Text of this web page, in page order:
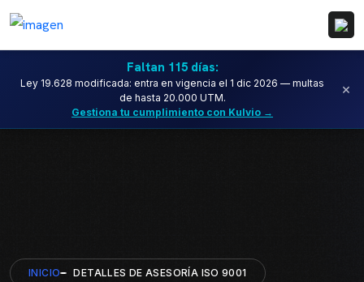
Faltan 115 días:
Ley 19.628 modificada: entra en vigencia el 1 dic 2026 — multas
de hasta 20.000 UTM.
Gestiona tu cumplimiento con Kulvio →
×
INICIO DETALLES DE ASESORÍA ISO 9001